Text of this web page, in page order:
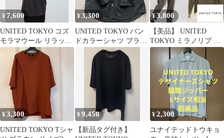
¥ 7,600
UNITED TOKYO コズ
モラマウール リラック
スTシャツ ダークグレ
¥3,300
UNITED TOKYO バン
ドカラーシャツ ブラッ
¥3,800
【美品】 UNITED
TOKYO ミラノリブ モ
ックネック ニット
¥3,300
UNITED TOKYO Tシャ
¥9,450
【新品タグ付き】
¥2,300
ユナイテッドトウキョ